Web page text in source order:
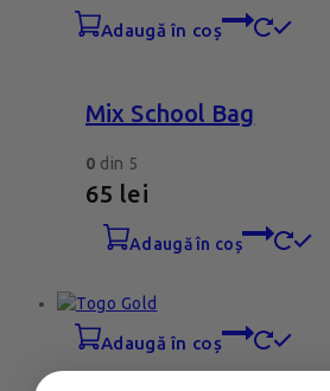
adaugă în coș
Mix School Bag
0 din 5
65 lei
adaugă în coș
adaugă în coș